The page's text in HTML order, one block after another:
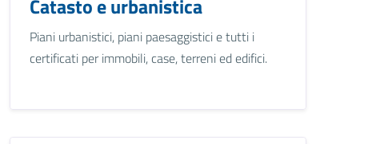
Catasto e urbanistica
Piani urbanistici, piani paesaggistici e tutti i
certificati per immobili, case, terreni ed edifici.